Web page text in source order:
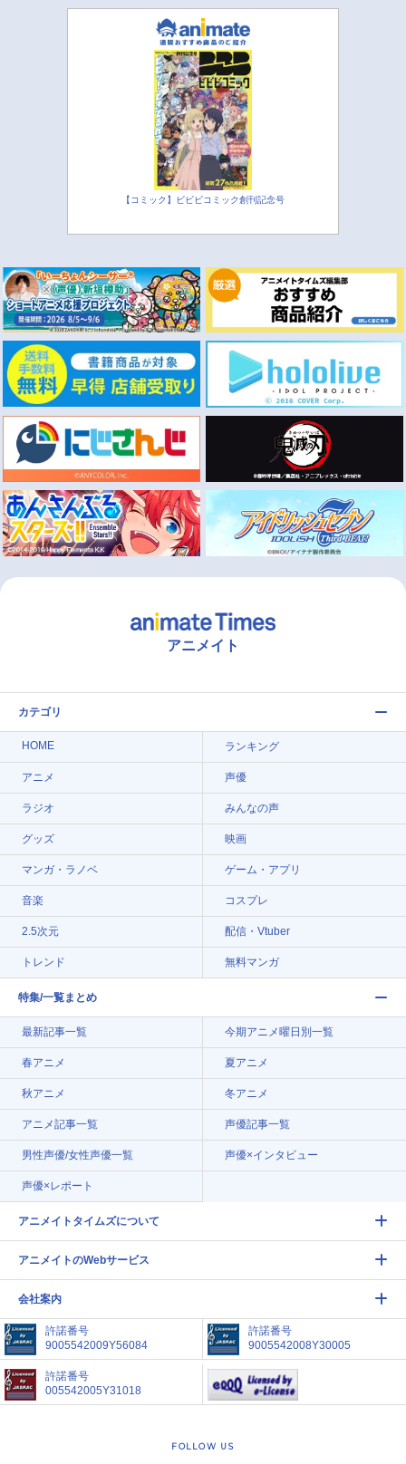
【コミック】ビビビコミック創刊記念号
アニメイト
カテゴリ
HOME ランキング
アニメ 声優
ラジオ みんなの声
グッズ 映画
マンガ・ラノベ ゲーム・アプリ
音楽 コスプレ
2.5次元 配信・Vtuber
トレンド 無料マンガ
特集/一覧まとめ
最新記事一覧 今期アニメ曜日別一覧
春アニメ 夏アニメ
秋アニメ 冬アニメ
アニメ記事一覧 声優記事一覧
男性声優/女性声優一覧 声優×インタビュー
声優×レポート
アニメイトタイムズについて
アニメイトのWebサービス
会社案内
許諾番号
9005542009Y56084
許諾番号
9005542008Y30005
許諾番号
005542005Y31018
FOLLOW US